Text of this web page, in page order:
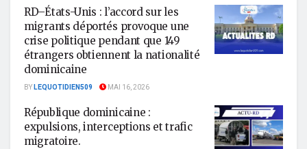
RD–États-Unis : l’accord sur les
migrants déportés provoque une
crise politique pendant que 149
étrangers obtiennent la nationalité
dominicaine
BYLEQUOTIDIEN509 MAI 16, 2026
République dominicaine :
expulsions, interceptions et trafic
migratoire.